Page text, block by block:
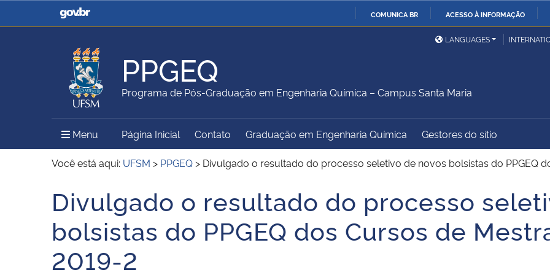
COMUNICA BR ACESSO À INFORMAÇÃO
Casa Civil
Ministério da Justiça e
Ministério da Defesa
Ministério das Relações
Exteriores
Ministério da Agricultura,
Pecuária e Abastecimento
Ministério da Educação
Ministério do Meio Ambiente Ministério do Turismo
Ministério do
Desenvolvimento Regional
Controladoria-Geral da
Secretaria de Governo
Gabinete de Segurança
Institucional
Advocacia-Geral da União Banco Central do Brasil
LANGUAGES
PPGEQ
Programa de Pós-Graduação em Engenharia Química – Campus Santa Maria
Menu Menu Principal do Sítio
Página Inicial Contato Graduação em Engenharia Química Gestores do sítio
Você está aqui: UFSM > PPGEQ > Divulgado o resultado do processo seletivo de novos bolsistas do PPGEQ
Início do conteúdo
Divulgado o resultado do processo
bolsistas do PPGEQ dos Cursos de
2019-2